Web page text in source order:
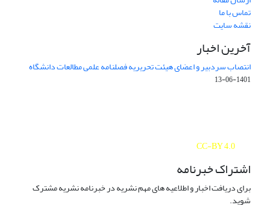
تماس با ما
نقشه سایت
آخرین اخبار
انتصاب سردبیر و اعضای هیئت تحریریه فصلنامه علمی مطالعات دانشگاه
1401-06-13
CC-BY 4.0
اشتراک خبرنامه
برای دریافت اخبار و اطلاعیه های مهم نشریه در خبرنامه نشریه مشترک
شوید.